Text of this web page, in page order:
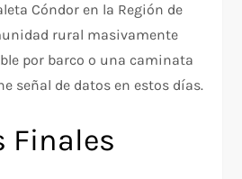
Cóndor en la Región de
rural masivamente
por barco o una caminata
señal de datos en estos días.
Finales